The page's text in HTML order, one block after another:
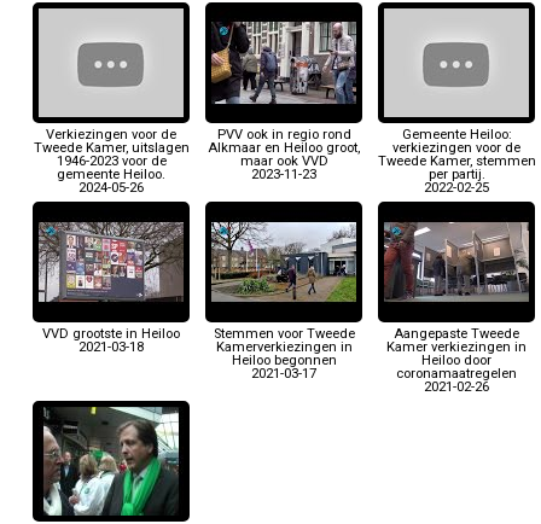
Verkiezingen voor de
Tweede Kamer, uitslagen
1946-2023 voor de
gemeente Heiloo.
2024-05-26
PVV ook in regio rond
Alkmaar en Heiloo groot,
maar ook VVD
2023-11-23
Gemeente Heiloo:
verkiezingen voor de
Tweede Kamer, stemmen
per partij.
2022-02-25
VVD grootste in Heiloo
2021-03-18
Stemmen voor Tweede
Kamerverkiezingen in
Heiloo begonnen
2021-03-17
Aangepaste Tweede
Kamer verkiezingen in
Heiloo door
coronamaatregelen
2021-02-26